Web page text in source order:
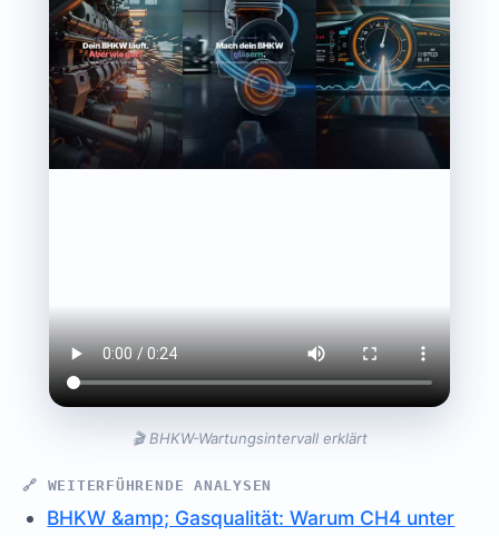
🎬 BHKW-Wartungsintervall erklärt
🔗 WEITERFÜHRENDE ANALYSEN
BHKW &amp; Gasqualität: Warum CH4 unter